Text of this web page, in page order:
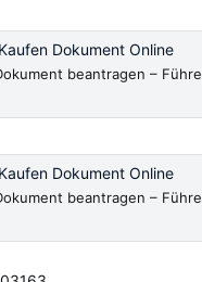
Dokument Online
beantragen –
Dokument Online
beantragen –